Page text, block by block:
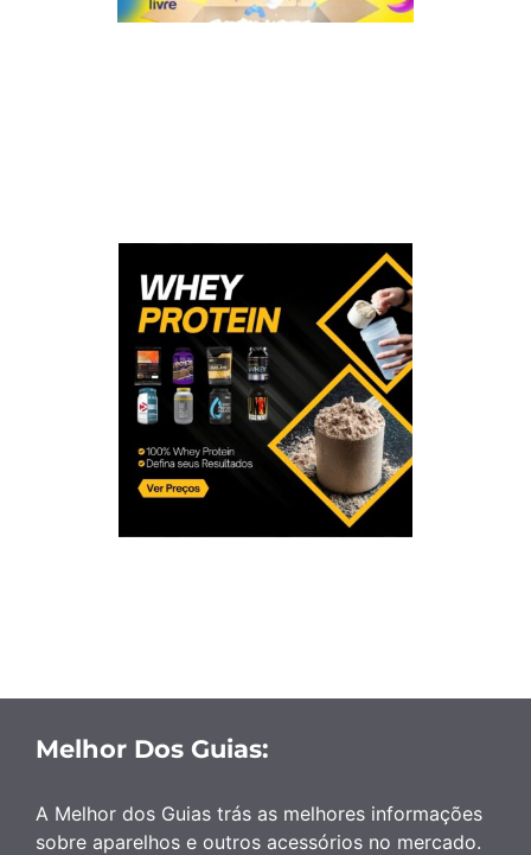
Melhor Dos Guias:
A Melhor dos Guias trás as melhores informações
sobre aparelhos e outros acessórios no mercado.